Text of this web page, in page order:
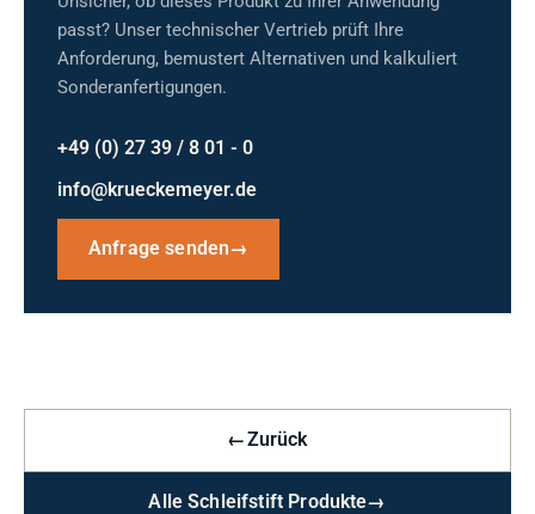
passt? Unser technischer Vertrieb prüft Ihre
Anforderung, bemustert Alternativen und kalkuliert
Sonderanfertigungen.
+49 (0) 27 39 / 8 01 - 0
info@krueckemeyer.de
Anfrage senden→
←Zurück
Alle Schleifstift Produkte→